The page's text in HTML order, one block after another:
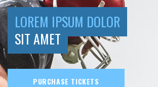
LOREM IPSUM DOLOR
SIT AMET
PURCHASE TICKETS